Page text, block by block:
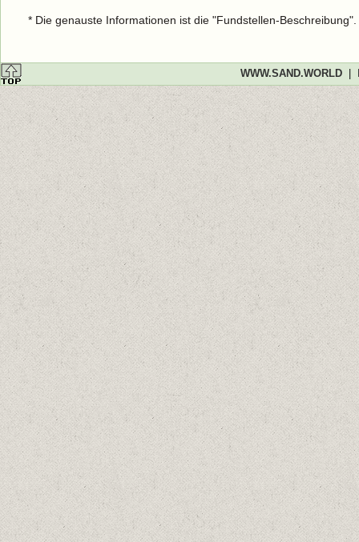
* Die genauste Informationen ist die "Fundstellen-
WWW.SAND.WORLD|